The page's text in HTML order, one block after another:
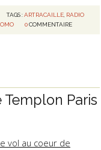
TAGS :ARTRACAILLE, RADIO
0 COMMENTAIRE
Templon Paris
vol au coeur de